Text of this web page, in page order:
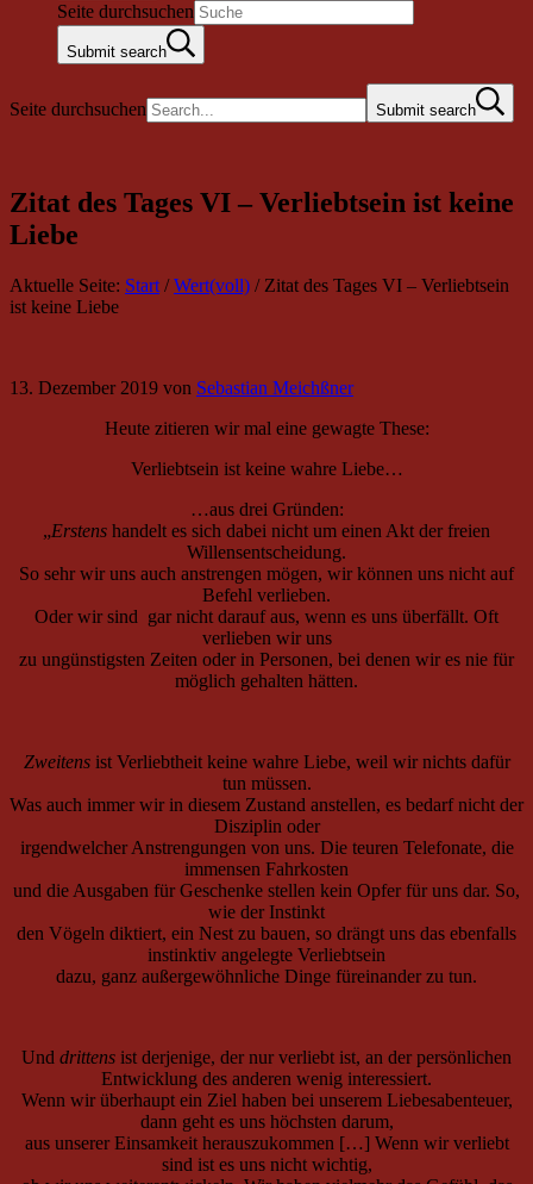
Seite durchsuchen
Submit search
Seite durchsuchen Submit search
Zitat des Tages VI – Verliebtsein ist keine
Liebe
Aktuelle Seite: Start / Wert(voll) /Zitat des Tages VI – Verliebtsein
ist keine Liebe
13. Dezember 2019 von Sebastian Meichßner
Heute zitieren wir mal eine gewagte These:
Verliebtsein ist keine wahre Liebe…
…aus drei Gründen:
„Erstens handelt es sich dabei nicht um einen Akt der freien
Willensentscheidung.
So sehr wir uns auch anstrengen mögen, wir können uns nicht auf
Befehl verlieben.
Oder wir sind gar nicht darauf aus, wenn es uns überfällt. Oft
verlieben wir uns
zu ungünstigsten Zeiten oder in Personen, bei denen wir es nie für
möglich gehalten hätten.
Zweitensist Verliebtheit keine wahre Liebe, weil wir nichts dafür
tun müssen.
Was auch immer wir in diesem Zustand anstellen, es bedarf nicht der
Disziplin oder
irgendwelcher Anstrengungen von uns. Die teuren Telefonate, die
immensen Fahrkosten
und die Ausgaben für Geschenke stellen kein Opfer für uns dar. So,
wie der Instinkt
den Vögeln diktiert, ein Nest zu bauen, so drängt uns das ebenfalls
instinktiv angelegte Verliebtsein
dazu, ganz außergewöhnliche Dinge füreinander zu tun.
Und drittens ist derjenige, der nur verliebt ist, an der persönlichen
Entwicklung des anderen wenig interessiert.
Wenn wir überhaupt ein Ziel haben bei unserem Liebesabenteuer,
dann geht es uns höchsten darum,
aus unserer Einsamkeit herauszukommen […] Wenn wir verliebt
sind ist es uns nicht wichtig,